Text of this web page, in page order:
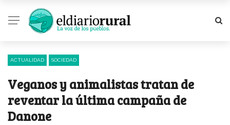
ACTUALIDAD SOCIEDAD
Veganos y animalistas tratan de
reventar la última campaña de
Danone